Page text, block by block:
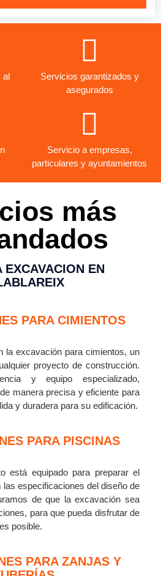
al
Servicios garantizados y
asegurados
Servicio a empresas,
particulares y ayuntamientos
más
EXCAVACION EN
PARA CIMIENTOS
la excavación para cimientos, un
proyecto de construcción.
y equipo especializado,
manera precisa y eficiente para
y duradera para su edificación.
PARA PISCINAS
está equipado para preparar el
especificaciones del diseño de
de que la excavación sea
para que pueda disfrutar de
posible.
PARA ZANJAS Y